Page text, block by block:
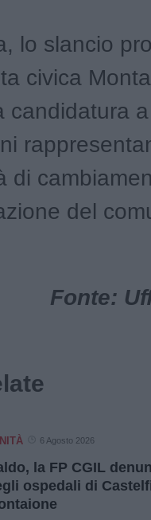
lo slancio
civica
candidatura
di
del
Fonte:
6 Agosto 2026
la FP CGIL
ospedali di